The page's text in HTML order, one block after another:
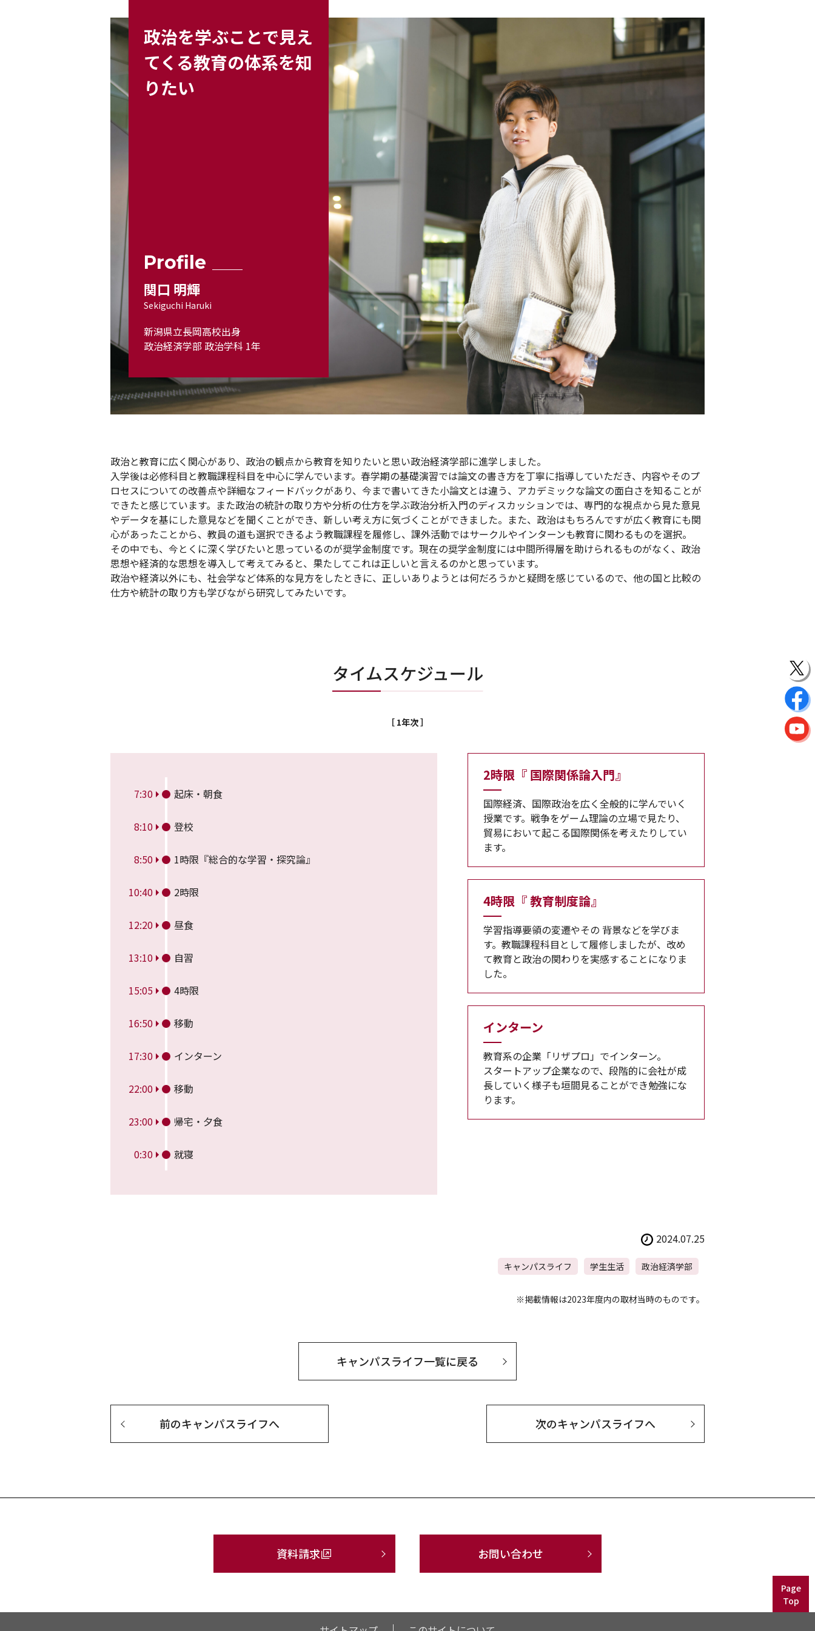
政治を学ぶことで見え
てくる教育の体系を知
りたい
Profile
関口 明輝
Sekiguchi Haruki
新潟県立長岡高校出身
政治経済学部 政治学科 1年
政治と教育に広く関心があり、政治の観点から教育を知りたいと思い政治経済学部に進学しました。
入学後は必修科目と教職課程科目を中心に学んでいます。春学期の基礎演習では論文の書き方を丁寧に指導していただき、内容やそのプ
ロセスについての改善点や詳細なフィードバックがあり、今まで書いてきた小論文とは違う、アカデミックな論文の面白さを知ることが
できたと感じています。また政治の統計の取り方や分析の仕方を学ぶ政治分析入門のディスカッションでは、専門的な視点から見た意見
やデータを基にした意見などを聞くことができ、新しい考え方に気づくことができました。また、政治はもちろんですが広く教育にも関
心があったことから、教員の道も選択できるよう教職課程を履修し、課外活動ではサークルやインターンも教育に関わるものを選択。
その中でも、今とくに深く学びたいと思っているのが奨学金制度です。現在の奨学金制度には中間所得層を助けられるものがなく、政治
思想や経済的な思想を導入して考えてみると、果たしてこれは正しいと言えるのかと思っています。
政治や経済以外にも、社会学など体系的な見方をしたときに、正しいありようとは何だろうかと疑問を感じているので、他の国と比較の
仕方や統計の取り方も学びながら研究してみたいです。
タイムスケジュール
［ 1年次 ］
7:30 起床・朝食
8:10 登校
8:50 1時限『総合的な学習・探究論』
10:40 2時限
12:20 昼食
13:10 自習
15:05 4時限
16:50 移動
17:30 インターン
22:00 移動
23:00 帰宅・夕食
0:30 就寝
2時限『 国際関係論入門』
国際経済、国際政治を広く全般的に学んでいく
授業です。戦争をゲーム理論の立場で見たり、
貿易において起こる国際関係を考えたりしてい
ます。
4時限『 教育制度論』
学習指導要領の変遷やその 背景などを学びま
す。教職課程科目として履修しましたが、改め
て教育と政治の関わりを実感することになりま
した。
インターン
教育系の企業「リザプロ」でインターン。
スタートアップ企業なので、段階的に会社が成
長していく様子も垣間見ることができ勉強にな
ります。
2024.07.25
キャンパスライフ 学生生活 政治経済学部
※掲載情報は2023年度内の取材当時のものです。
キャンパスライフ一覧に戻る
前のキャンパスライフへ 次のキャンパスライフへ
資料請求 お問い合わせ
Page
Top